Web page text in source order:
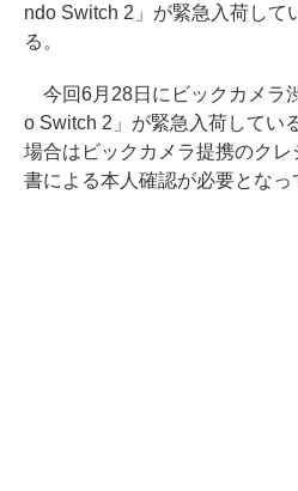
ndo Switch 2」が緊急入荷して
る。
今回6月28日にビックカメラ
o Switch 2」が緊急入荷してい
場合はビックカメラ提携のク
書による本人確認が必要となっ